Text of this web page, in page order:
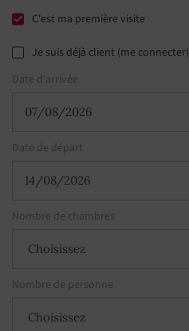
C'est ma première visite
Je suis déjà client (me connecter)
Date d'arrivée
Date de départ
Nombre de chambres
Nombre de personne